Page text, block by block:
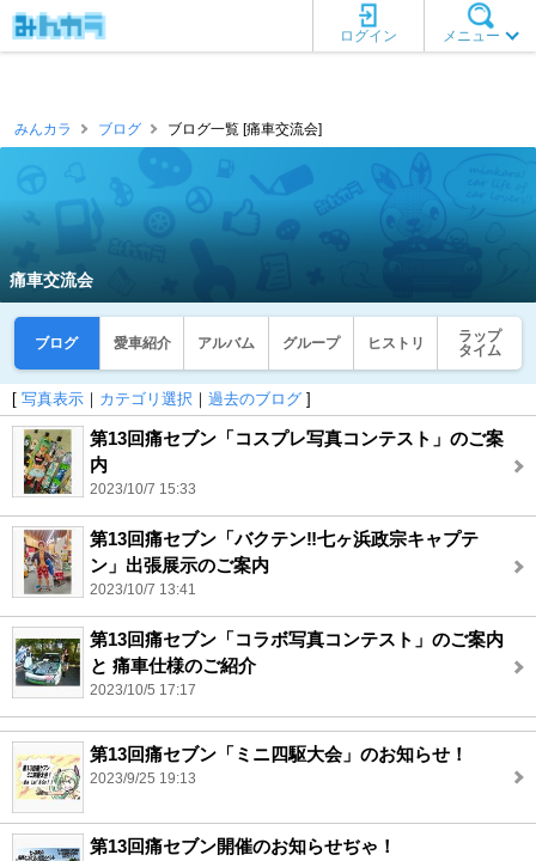
メニュー
ログイン
みんカラ ブログ ブログ一覧 [痛車交流会]
痛車交流会
ブログ 愛車紹介 アルバム グループ ヒストリ
ラップ
タイム
[ 写真表示 ｜ カテゴリ選択 ｜ 過去のブログ ]
第13回痛セブン「コスプレ写真コンテスト」のご案
内
2023/10/7 15:33
第13回痛セブン「バクテン‼七ヶ浜政宗キャプテ
ン」出張展示のご案内
2023/10/7 13:41
第13回痛セブン「コラボ写真コンテスト」のご案内
と 痛車仕様のご紹介
2023/10/5 17:17
第13回痛セブン「ミニ四駆大会」のお知らせ！
2023/9/25 19:13
第13回痛セブン開催のお知らせぢゃ！